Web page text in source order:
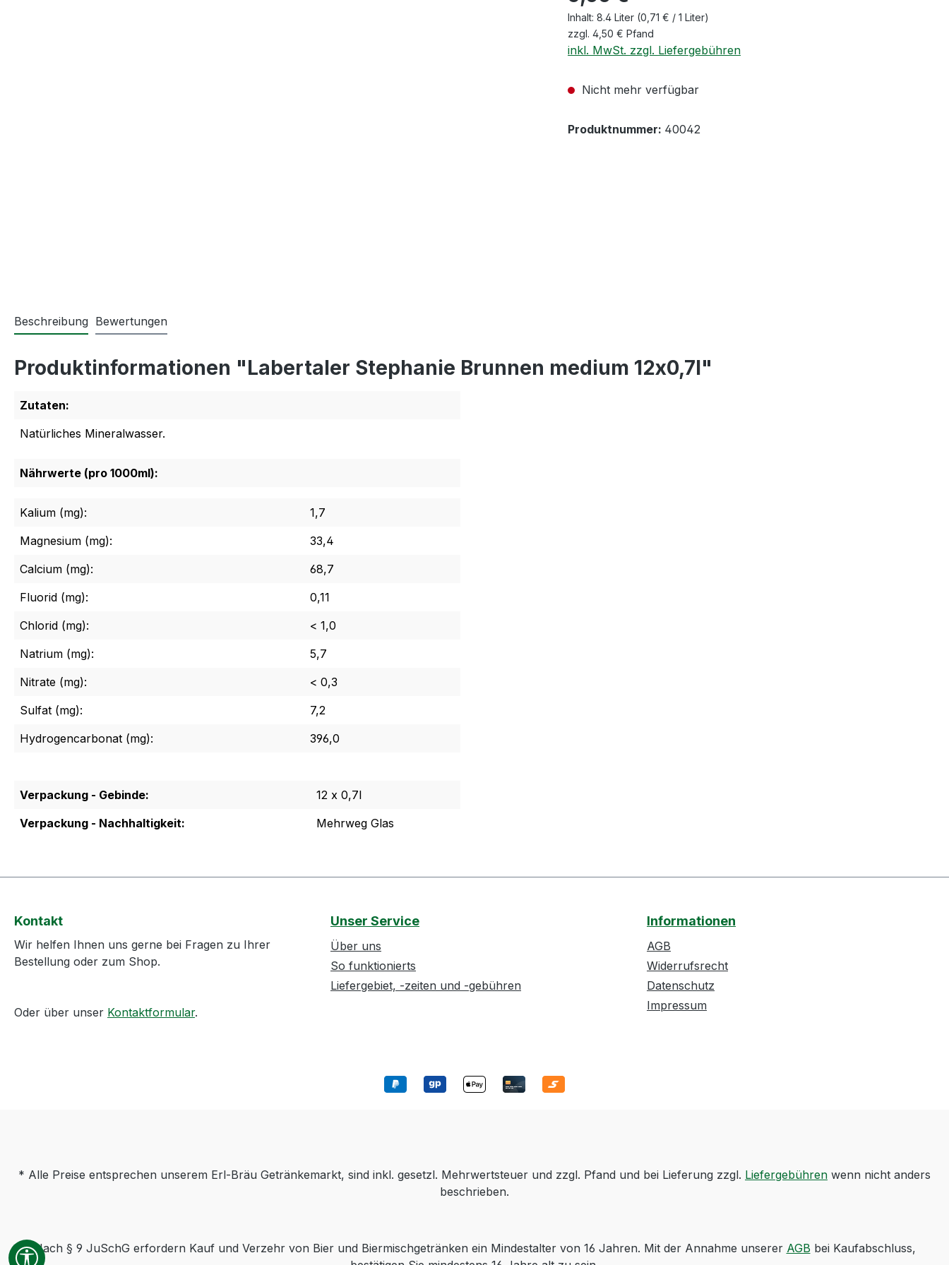
Inhalt: 8.4 Liter (0,71 € / 1 Liter)
zzgl. 4,50 € Pfand
inkl. MwSt. zzgl. Liefergebühren
Nicht mehr verfügbar
Produktnummer: 40042
Beschreibung Bewertungen
Produktinformationen "Labertaler Stephanie Brunnen medium 12x0,7l"
Zutaten:
Natürliches Mineralwasser.
Nährwerte (pro 1000ml):
Kalium (mg):
1,7
Magnesium (mg):
33,4
Calcium (mg):
68,7
Fluorid (mg):
0,11
Chlorid (mg):
< 1,0
Natrium (mg):
5,7
Nitrate (mg):
< 0,3
Sulfat (mg):
7,2
Hydrogencarbonat (mg):
396,0
Verpackung - Gebinde:
12 x 0,7l
Verpackung - Nachhaltigkeit:
Mehrweg Glas
Kontakt
Wir helfen Ihnen uns gerne bei Fragen zu Ihrer
Bestellung oder zum Shop.
Oder über unser Kontaktformular.
Unser Service
Über uns
So funktionierts
Liefergebiet, -zeiten und -gebühren
Informationen
AGB
Widerrufsrecht
Datenschutz
Impressum
* Alle Preise entsprechen unserem Erl-Bräu Getränkemarkt, sind inkl. gesetzl. Mehrwertsteuer und zzgl. Pfand und bei Lieferung zzgl. Liefergebühren wenn nicht anders
beschrieben.
Nach § 9 JuSchG erfordern Kauf und Verzehr von Bier und Biermischgetränken ein Mindestalter von 16 Jahren. Mit der Annahme unserer AGB bei Kaufabschluss,
Werkzeugleiste anzeigen